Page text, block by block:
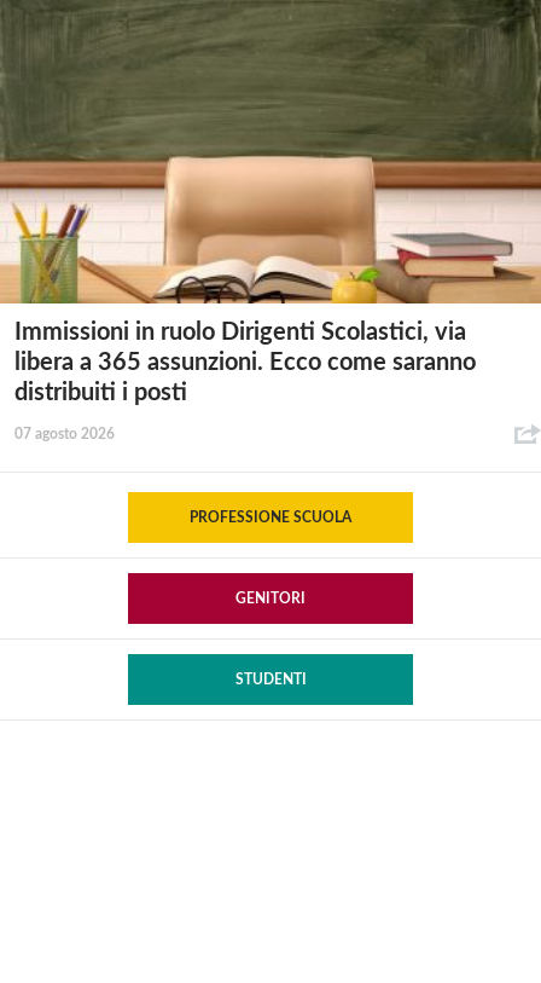
Immissioni in ruolo Dirigenti Scolastici, via
libera a 365 assunzioni. Ecco come saranno
distribuiti i posti
07 agosto 2026
PROFESSIONE SCUOLA
GENITORI
STUDENTI